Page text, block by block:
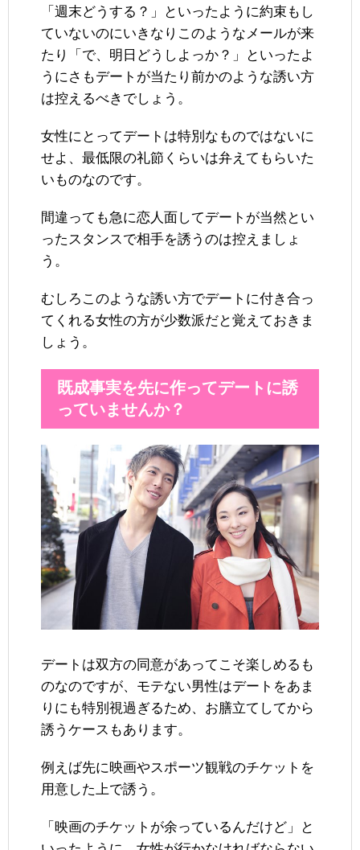
「週末どうする？」といったように約束もし
ていないのにいきなりこのようなメールが来
たり「で、明日どうしよっか？」といったよ
うにさもデートが当たり前かのような誘い方
は控えるべきでしょう。
女性にとってデートは特別なものではないに
せよ、最低限の礼節くらいは弁えてもらいた
いものなのです。
間違っても急に恋人面してデートが当然とい
ったスタンスで相手を誘うのは控えましょ
う。
むしろこのような誘い方でデートに付き合っ
てくれる女性の方が少数派だと覚えておきま
しょう。
既成事実を先に作ってデートに誘
っていませんか？
デートは双方の同意があってこそ楽しめるも
のなのですが、モテない男性はデートをあま
りにも特別視過ぎるため、お膳立てしてから
誘うケースもあります。
例えば先に映画やスポーツ観戦のチケットを
用意した上で誘う。
「映画のチケットが余っているんだけど」と